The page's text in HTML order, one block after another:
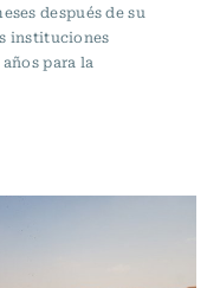
después de su
instituciones
para la